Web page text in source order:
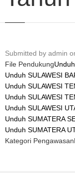
Submitted by admin
File Pendukung
Unduh SULAWESI
Unduh SULAWESI
Unduh SULAWESI
Unduh SULAWESI
Unduh SUMATERA
Unduh SUMATERA
Kategori Pengawasan